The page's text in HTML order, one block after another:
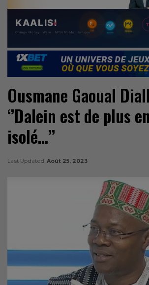
Ousmane Gaoual
‘’Dalein est de plus
isolé…’’
Last Updated Août 25, 2023